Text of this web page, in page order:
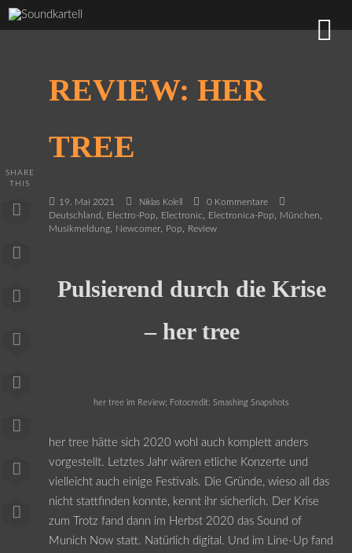
REVIEW: HER
TREE
19. Mai 2021 Niklas Kolell
0 Kommentare
Deutschland , Electro-Pop, Electronic, Electronica-Pop, München,
Musikmeldung, Newcomer, Pop, Review
SHARE
THIS
Pulsierend durch die Krise
– her tree
her tree im Review; Fotocredit: Smashing Snapshots
her tree hätte sich 2020 wohl auch komplett anders
vorgestellt. Letztes Jahr wären etliche Konzerte und
vielleicht auch einige Festivals. Die Gründe, wieso all das
nicht stattfinden konnte, kennt ihr sicherlich. Der Krise
zum Trotz fand dann im Herbst 2020 das Sound of
Munich Now statt. Natürlich digital. Und im Line-Up fand